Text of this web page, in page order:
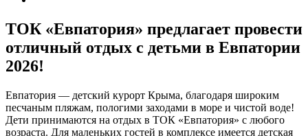
ТОК «Евпатория» предлагает провести
отличный отдых с детьми в Евпатории
2026!
Евпатория — детский курорт Крыма, благодаря широким
песчаным пляжам, пологими заходами в море и чистой воде!
Дети принимаются на отдых в ТОК «Евпатория» с любого
возраста. Для маленьких гостей в комплексе имеется детская